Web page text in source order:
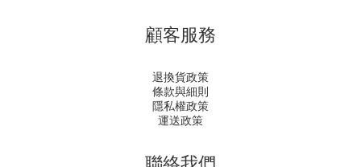
顧客服務
退換貨政策
條款與細則
隱私權政策
運送政策